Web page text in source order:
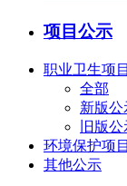
项目公示
职业卫生项
全部
新版
旧版
环境保护项
其他公示